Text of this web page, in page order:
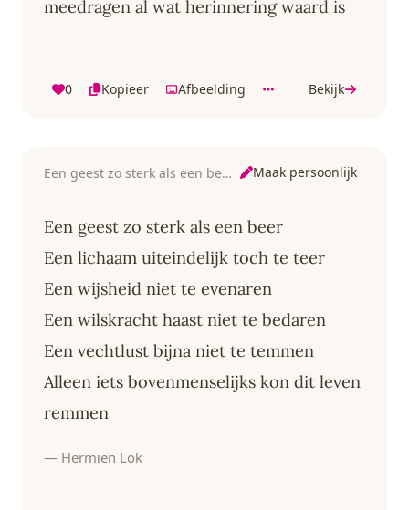
meedragen al wat herinnering waard is
0 Kopieer Afbeelding Bekijk
Een geest zo sterk als een beer Maak persoonlijk
Een geest zo sterk als een beer
Een lichaam uiteindelijk toch te teer
Een wijsheid niet te evenaren
Een wilskracht haast niet te bedaren
Een vechtlust bijna niet te temmen
Alleen iets bovenmenselijks kon dit leven
remmen
— Hermien Lok